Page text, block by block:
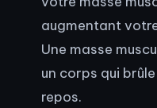
augmentant
Une masse
un corps qui
repos.